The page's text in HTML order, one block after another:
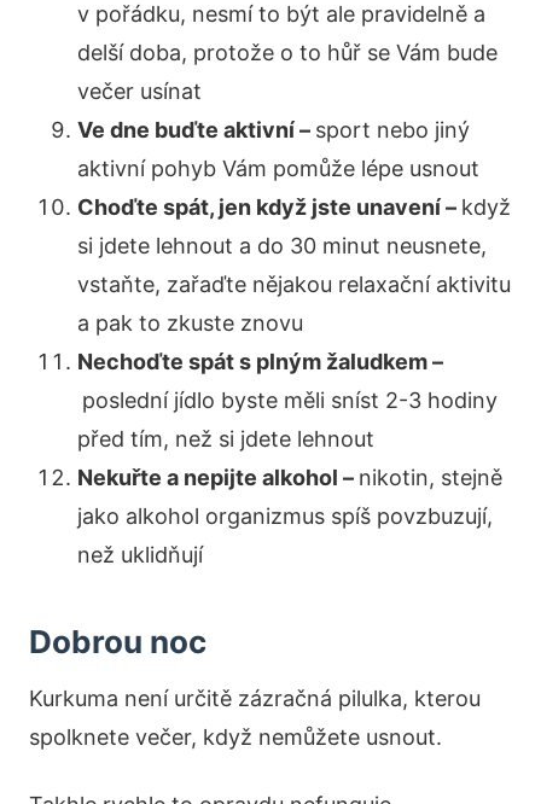
v pořádku, nesmí to být ale pravidelně a
delší doba, protože o to hůř se Vám bude
večer usínat
Ve dne buďte aktivní – sport nebo jiný
aktivní pohyb Vám pomůže lépe usnout
Choďte spát, jen když jste unavení – když
si jdete lehnout a do 30 minut neusnete,
vstaňte, zařaďte nějakou relaxační aktivitu
a pak to zkuste znovu
Nechoďte spát s plným žaludkem –
poslední jídlo byste měli sníst 2-3 hodiny
před tím, než si jdete lehnout
Nekuřte a nepijte alkohol – nikotin, stejně
jako alkohol organizmus spíš povzbuzují,
než uklidňují
Dobrou noc
Kurkuma není určitě zázračná pilulka, kterou
spolknete večer, když nemůžete usnout.